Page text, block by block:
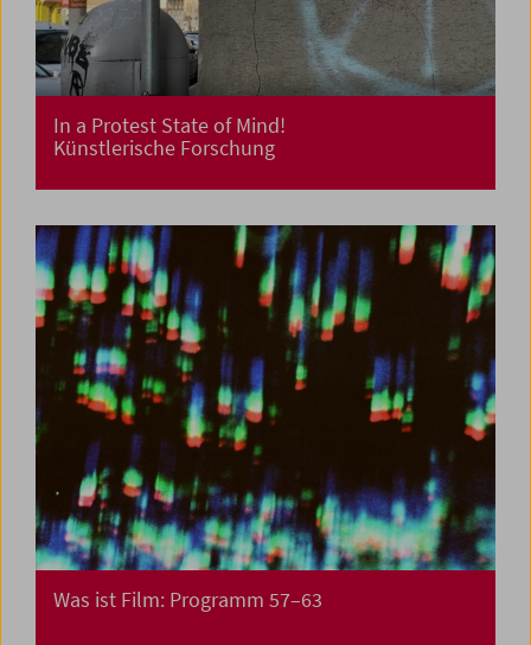
In a Protest State of Mind!
Künstlerische Forschung
Was ist Film: Programm 57–63